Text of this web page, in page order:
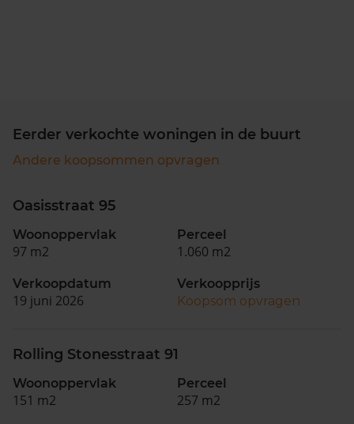
Eerder verkochte woningen in de buurt
Andere koopsommen opvragen
Oasisstraat 95
Woonoppervlak
97 m2
Perceel
1.060 m2
Verkoopdatum
19 juni 2026
Verkoopprijs
Koopsom opvragen
Rolling Stonesstraat 91
Woonoppervlak
151 m2
Perceel
257 m2